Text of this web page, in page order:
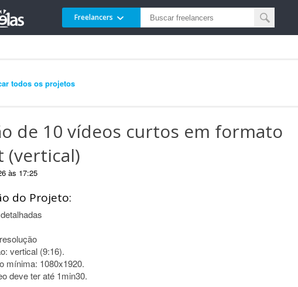
Freelancers
todos os projetos
de 10 vídeos curtos em formato
(vertical)
às 17:25
do Projeto:
vertical (9:16).
mínima: 1080x1920.
deve ter até 1min30.